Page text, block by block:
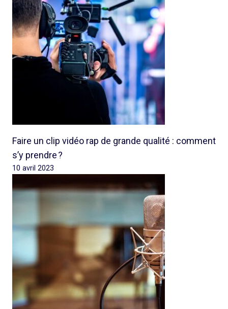
Faire un clip vidéo rap de grande qualité : comment
s’y prendre ?
10 avril 2023